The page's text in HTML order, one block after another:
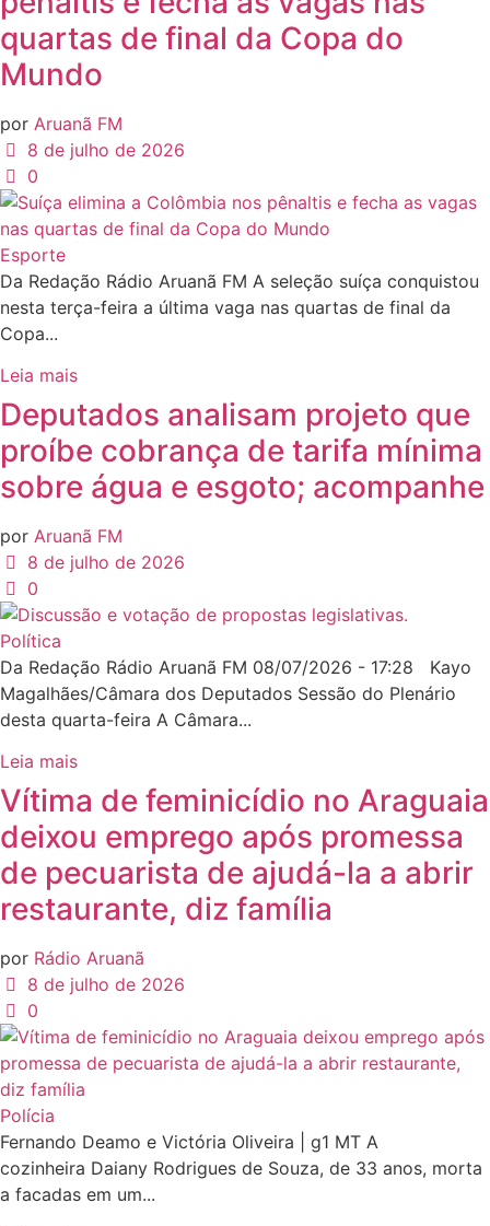
quartas de final da Copa do
Mundo
por Aruanã FM
8 de julho de 2026
0
Esporte
Da Redação Rádio Aruanã FM A seleção suíça conquistou
nesta terça-feira a última vaga nas quartas de final da
Copa...
Leia mais
Deputados analisam projeto que
proíbe cobrança de tarifa mínima
sobre água e esgoto; acompanhe
por Aruanã FM
8 de julho de 2026
0
Política
Da Redação Rádio Aruanã FM 08/07/2026 - 17:28 Kayo
Magalhães/Câmara dos Deputados Sessão do Plenário
desta quarta-feira A Câmara...
Leia mais
Vítima de feminicídio no Araguaia
deixou emprego após promessa
de pecuarista de ajudá-la a abrir
restaurante, diz família
por Rádio Aruanã
8 de julho de 2026
0
Polícia
Fernando Deamo e Victória Oliveira | g1 MT A
cozinheira Daiany Rodrigues de Souza, de 33 anos, morta
a facadas em um...